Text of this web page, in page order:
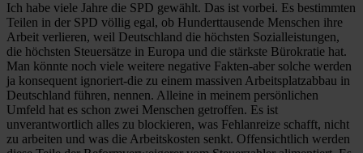
Ich habe viele Jahre die SPD gewählt. Das ist vorbei. Es bestimmten
Teilen in der SPD völlig egal, ob Hunderttausende Menschen ihre
Arbeit verlieren, weil Deutschland die höchsten Sozialleistungen,
die höchsten Steuersätze in Europa und die stärkste Bürokratie hat.
Man könnte noch viele weitere negative Fakten-aber solche werden
ja konsequent ignoriert-die zu einem massiven Arbeitsplatzabbau in
Deutschland führen, nennen. Alleine in meinem persönlichen
Umfeld hat es schon zwei Menschen getroffen. Es ist
unverantwortlich alles zu blockieren, was Fehlanreize schafft, nicht
zu arbeiten und was die Arbeitskosten senkt. Offensichtlich werden